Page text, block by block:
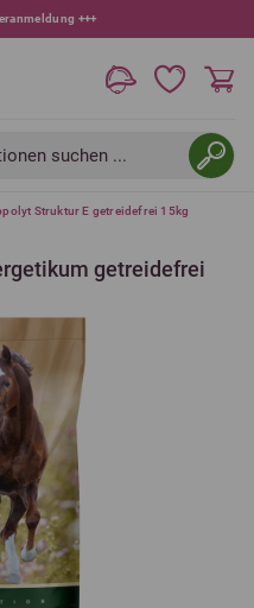
+++
suchen ...
Struktur E getreidefrei 15kg
getreidefrei